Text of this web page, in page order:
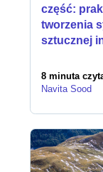
część:
tworzenia
sztucznej
8 minuta
Navita Sood